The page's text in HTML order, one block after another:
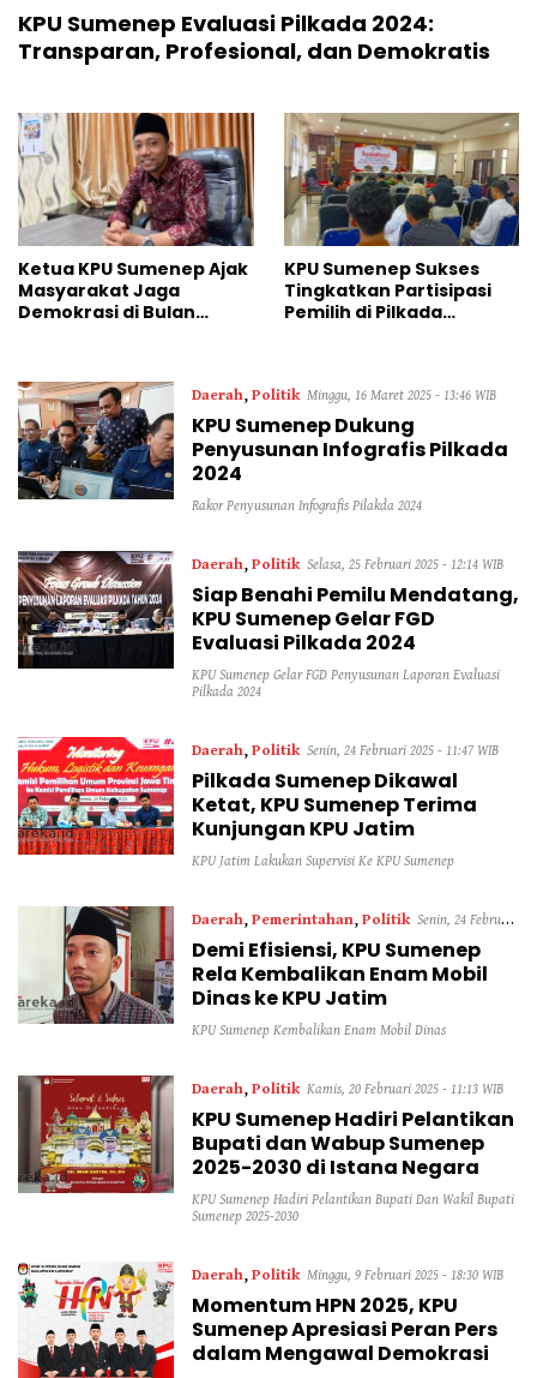
KPU Sumenep Evaluasi Pilkada 2024:
Transparan, Profesional, dan Demokratis
Ketua KPU Sumenep Ajak
Masyarakat Jaga
Demokrasi di Bulan
KPU Sumenep Sukses
Tingkatkan Partisipasi
Pemilih di Pilkada
Daerah, Politik Minggu, 16 Maret 2025 - 13:46 WIB
KPU Sumenep Dukung
Penyusunan Infografis Pilkada
2024
Rakor Penyusunan Infografis Pilakda 2024
Daerah, Politik Selasa, 25 Februari 2025 - 12:14 WIB
Siap Benahi Pemilu Mendatang,
KPU Sumenep Gelar FGD
Evaluasi Pilkada 2024
KPU Sumenep Gelar FGD Penyusunan Laporan Evaluasi
Pilkada 2024
Daerah, Politik Senin, 24 Februari 2025 - 11:47 WIB
Pilkada Sumenep Dikawal
Ketat, KPU Sumenep Terima
Kunjungan KPU Jatim
KPU Jatim Lakukan Supervisi Ke KPU Sumenep
Daerah, Pemerintahan, Politik Senin, 24 Februari
2025 - 11:40 WIB
Demi Efisiensi, KPU Sumenep
Rela Kembalikan Enam Mobil
Dinas ke KPU Jatim
KPU Sumenep Kembalikan Enam Mobil Dinas
Daerah, Politik Kamis, 20 Februari 2025 - 11:13 WIB
KPU Sumenep Hadiri Pelantikan
Bupati dan Wabup Sumenep
2025-2030 di Istana Negara
KPU Sumenep Hadiri Pelantikan Bupati Dan Wakil Bupati
Sumenep 2025-2030
Daerah, Politik Minggu, 9 Februari 2025 - 18:30 WIB
Momentum HPN 2025, KPU
Sumenep Apresiasi Peran Pers
dalam Mengawal Demokrasi